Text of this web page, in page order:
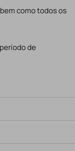
como todos os
de